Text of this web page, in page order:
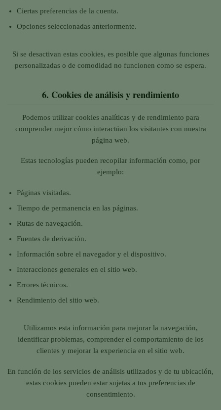
Ciertas preferencias de la cuenta.
Opciones seleccionadas anteriormente.
Si se desactivan estas cookies, es posible que algunas funciones
personalizadas o de comodidad no funcionen como se espera.
6. Cookies de análisis y rendimiento
Podemos utilizar cookies analíticas y de rendimiento para
comprender mejor cómo interactúan los visitantes con nuestra
página web.
Estas tecnologías pueden recopilar información como, por
ejemplo:
Páginas visitadas.
Tiempo de permanencia en las páginas.
Rutas de navegación.
Fuentes de derivación.
Información sobre el navegador y el dispositivo.
Interacciones generales en el sitio web.
Errores técnicos.
Rendimiento del sitio web.
Utilizamos esta información para mejorar la navegación,
identificar problemas, comprender el comportamiento de los
clientes y mejorar la experiencia en el sitio web.
En función de los servicios de análisis utilizados y de tu ubicación,
estas cookies pueden estar sujetas a tus preferencias de
consentimiento.